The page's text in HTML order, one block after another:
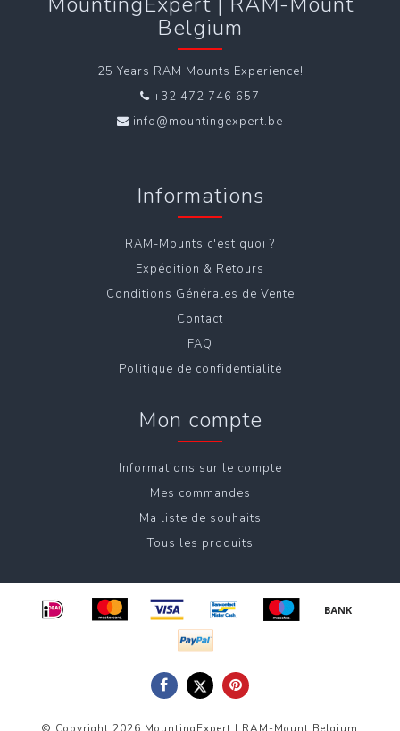
Belgium
25 Years RAM Mounts Experience!
+32 472 746 657
info@mountingexpert.be
Informations
RAM-Mounts c'est quoi ?
Expédition & Retours
Conditions Générales de Vente
Contact
FAQ
Politique de confidentialité
Mon compte
Informations sur le compte
Mes commandes
Ma liste de souhaits
Tous les produits